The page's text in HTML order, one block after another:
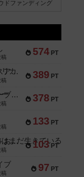
ズ（Fantasy Flight Games）
ドファンディング
574 PT
389 PT
リワイルド：サウスアメリカ
378 PT
アンダー・ザ・テーブラー
133 PT
103 PT
セミファイナル ～お前はまだ生きている～
97 PT
ブ